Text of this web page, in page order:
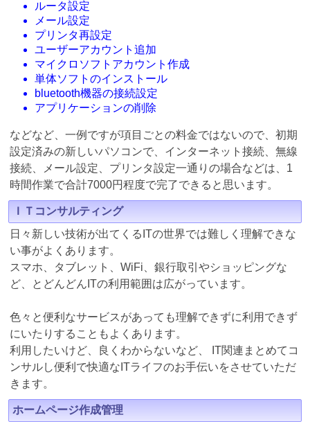
ルータ設定
メール設定
プリンタ再設定
ユーザーアカウント追加
マイクロソフトアカウント作成
単体ソフトのインストール
bluetooth機器の接続設定
アプリケーションの削除
などなど、一例ですが項目ごとの料金ではないので、初期
設定済みの新しいパソコンで、インターネット接続、無線
接続、メール設定、プリンタ設定一通りの場合などは、1
時間作業で合計7000円程度で完了できると思います。
ＩＴコンサルティング
日々新しい技術が出てくるITの世界では難しく理解できな
い事がよくあります。
スマホ、タブレット、WiFi、銀行取引やショッピングな
ど、とどんどんITの利用範囲は広がっています。
色々と便利なサービスがあっても理解できずに利用できず
にいたりすることもよくあります。
利用したいけど、良くわからないなど、 IT関連まとめてコ
ンサルし便利で快適なITライフのお手伝いをさせていただ
きます。
ホームページ作成管理